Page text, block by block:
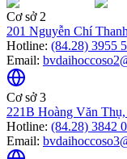
Cơ sở 2
201 Nguyễn Chí
Hotline: (84.28) 3955
Email:
Cơ sở 3
221B Hoàng Văn
Hotline: (84.28) 3842
Email: